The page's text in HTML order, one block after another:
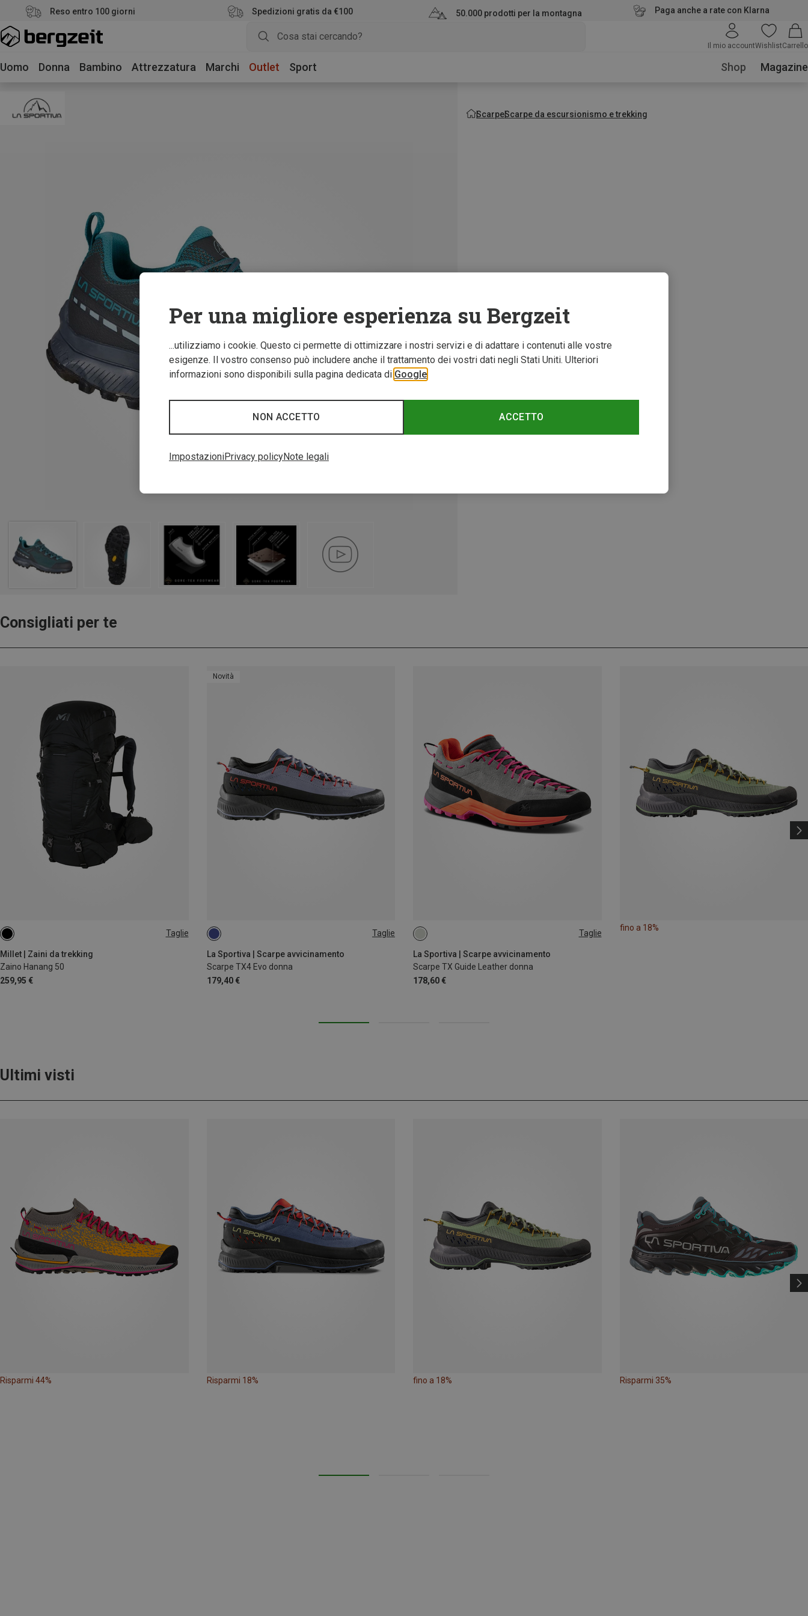
Reso entro 100 giorni Spedizioni gratis da €100 50.000 prodotti per la montagna Paga anche a rate con Klarna
Il mio accountWishlistCarrello
Uomo Donna Bambino Attrezzatura Marchi Outlet Sport Shop Magazine
ScarpeScarpe da escursionismo e trekking
Consigliati per te
Taglie
Millet | Zaini da trekking
Zaino Hanang 50
259,95 €
50L
Novità
Taglie
La Sportiva | Scarpe avvicinamento
Scarpe TX4 Evo donna
179,40 €
37.5 Taglie
La Sportiva | Scarpe avvicinamento
Scarpe TX Guide Leather donna
178,60 €
37
fino a 18%
Ultimi visti
Risparmi 44% Risparmi 18% fino a 18% Risparmi 35%
Per una migliore esperienza su Bergzeit
...utilizziamo i cookie. Questo ci permette di ottimizzare i nostri servizi e di adattare i contenuti alle vostre
esigenze. Il vostro consenso può includere anche il trattamento dei vostri dati negli Stati Uniti. Ulteriori
informazioni sono disponibili sulla pagina dedicata di Google
ACCETTO
NON ACCETTO
ImpostazioniPrivacy policyNote legali